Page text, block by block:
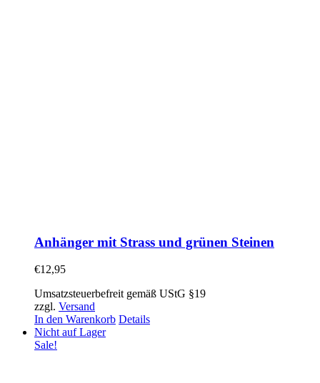
Anhänger mit Strass und grünen Steinen
€12,95
Umsatzsteuerbefreit gemäß UStG §19
zzgl. Versand
In den Warenkorb Details
Nicht auf Lager
Sale!